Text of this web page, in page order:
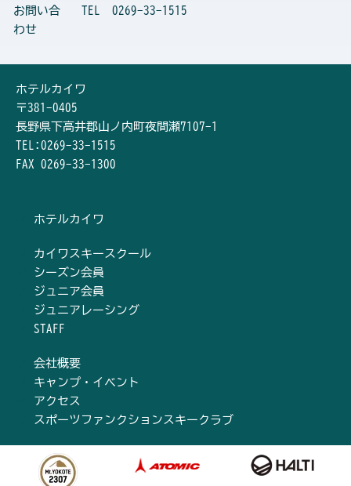
お問い合
わせ
TEL 0269-33-1515
ホテルカイワ
〒381-0405
長野県下高井郡山ノ内町夜間瀬7107-1
TEL:0269-33-1515
FAX 0269-33-1300
ホテルカイワ
カイワスキースクール
シーズン会員
ジュニア会員
ジュニアレーシング
STAFF
会社概要
キャンプ・イベント
アクセス
スポーツファンクションスキークラブ